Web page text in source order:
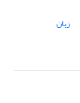
زبان